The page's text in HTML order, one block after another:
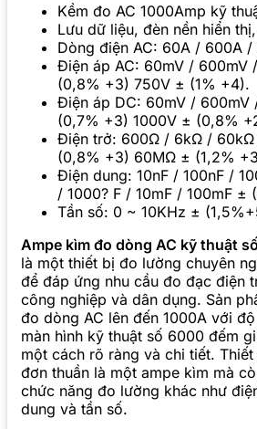
Kềm đo AC 1000Amp kỹ
Lưu dữ liệu, đèn nền hiển
Dòng điện AC: 60A / 600A
Điện áp AC: 60mV / 600mV
(0,8% +3) 750V ± (1% +4).
Điện áp DC: 60mV /
(0,7% +3) 1000V ± (0,8%
Điện trở: 600Ω / 6kΩ /
(0,8% +3) 60MΩ ± (1,2%
Điện dung: 10nF / 100nF /
/ 1000? F / 10mF / 100mF ±
Tần số: 0 ~ 10KHz ±
Ampe kìm đo dòng AC kỹ thuật
là một thiết bị đo lường chuyên
để đáp ứng nhu cầu đo đạc điện
công nghiệp và dân dụng. Sản
đo dòng AC lên đến 1000A với
màn hình kỹ thuật số 6000 đếm
một cách rõ ràng và chi tiết.
đơn thuần là một ampe kìm mà
chức năng đo lường khác như
dung và tần số.